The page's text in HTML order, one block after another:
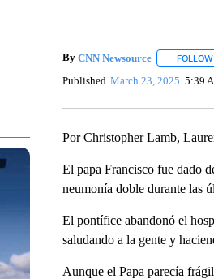
By CNN Newsource FOLLOW
Published March 23, 2025 5:39
Por Christopher Lamb,
El papa Francisco fue dado
neumonía doble durante las
El pontífice abandonó el
saludando a la gente y
Aunque el Papa parecía